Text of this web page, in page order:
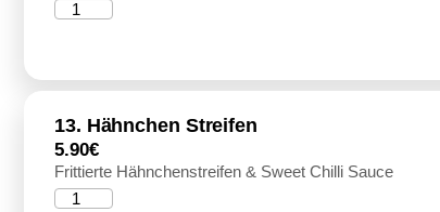
13. Hähnchen Streifen
5.90€
Frittierte Hähnchenstreifen & Sweet Chilli Sauce